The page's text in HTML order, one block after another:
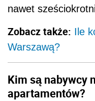
nawet
Zobacz także: Ile
Warszawą?
Kim są nabywcy
apartamentów?